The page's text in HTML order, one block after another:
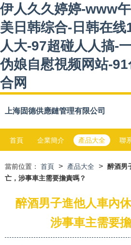
伊人久久婷婷-www
美日韩综合-日韩在线
人大-97超碰人人搞-
伪娘自慰視频网站-
合网
上海固德供應鏈管理有限公司
首頁 企業簡介 產品大全 聯
當前位置： 首頁 > 產品大全 > 醉酒男
亡，涉事車主需要擔責嗎？
醉酒男子進他人車內
涉事車主需要